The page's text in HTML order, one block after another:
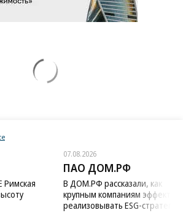
Римская
07.08.2026
ПАО ДОМ.РФ
В ДОМ.РФ рассказали, как
крупным компаниям
реализовывать ESG-стратегию